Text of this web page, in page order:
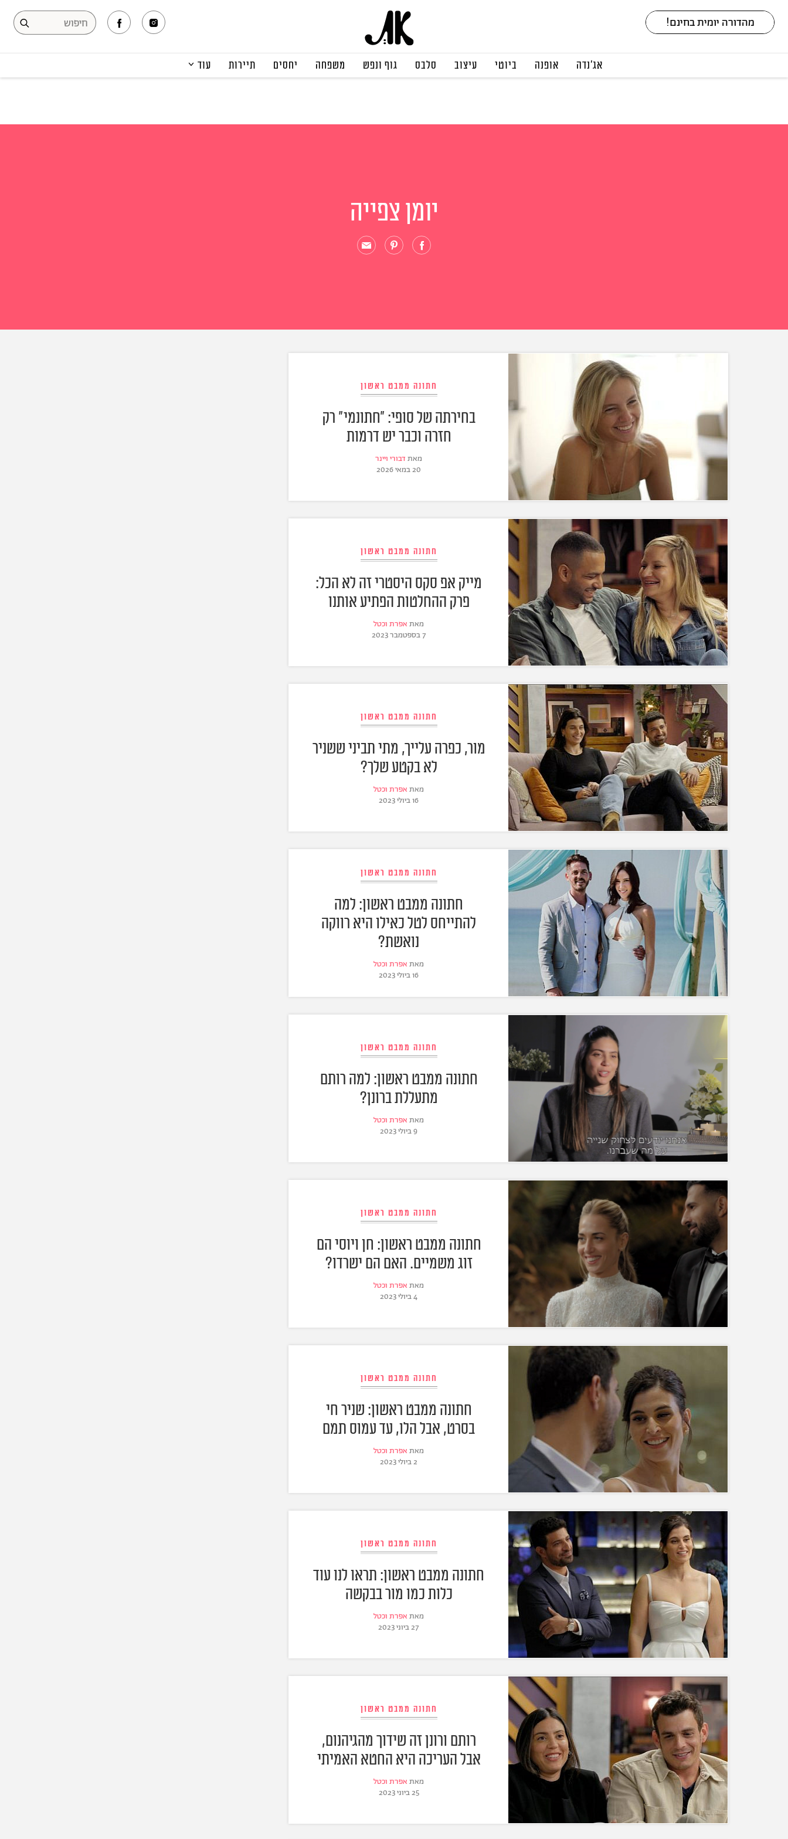
אג׳נדה אופנה ביוטי עיצוב סלבס גוף ונפש משפחה יחסים תיירות עוד
יומן צפייה
חתונה ממבט ראשון
בחירתה של סופי: "חתונמי" רק
חזרה וכבר יש דרמות
מאת דבורי ויינר
20 במאי 2026
חתונה ממבט ראשון
מייק אפ סקס היסטרי זה לא הכל:
פרק ההחלטות הפתיע אותנו
מאת אפרת וכטל
7 בספטמבר 2023
חתונה ממבט ראשון
מור, כפרה עלייך, מתי תביני ששניר
לא בקטע שלך?
מאת אפרת וכטל
16 ביולי 2023
חתונה ממבט ראשון
חתונה ממבט ראשון: למה
להתייחס לטל כאילו היא רווקה
נואשת?
מאת אפרת וכטל
16 ביולי 2023
חתונה ממבט ראשון
חתונה ממבט ראשון: למה רותם
מתעללת ברונן?
מאת אפרת וכטל
9 ביולי 2023
חתונה ממבט ראשון
חתונה ממבט ראשון: חן ויוסי הם
זוג משמיים. האם הם ישרדו?
מאת אפרת וכטל
4 ביולי 2023
חתונה ממבט ראשון
חתונה ממבט ראשון: שניר חי
בסרט, אבל הלו, עד עמוס תמם
מאת אפרת וכטל
2 ביולי 2023
חתונה ממבט ראשון
חתונה ממבט ראשון: תראו לנו עוד
כלות כמו מור בבקשה
מאת אפרת וכטל
27 ביוני 2023
חתונה ממבט ראשון
רותם ורונן זה שידוך מהגיהנום,
אבל העריכה היא החטא האמיתי
מאת אפרת וכטל
25 ביוני 2023